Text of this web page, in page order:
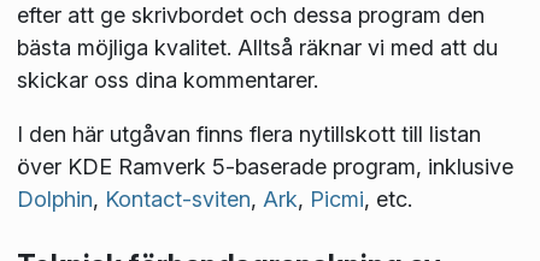
efter att ge skrivbordet och dessa program den
bästa möjliga kvalitet. Alltså räknar vi med att du
skickar oss dina kommentarer.
I den här utgåvan finns flera nytillskott till listan
över KDE Ramverk 5-baserade program, inklusive
Dolphin, Kontact-sviten, Ark, Picmi, etc.